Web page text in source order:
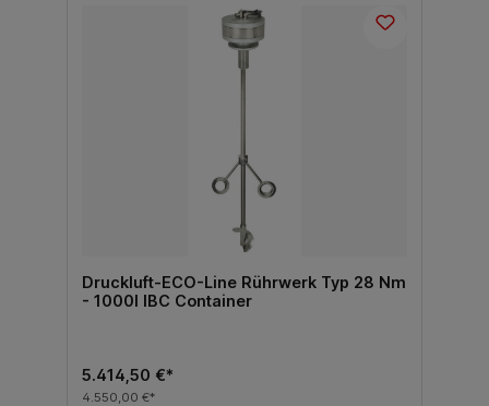
Druckluft-ECO-Line Rührwerk Typ 28 Nm
- 1000l IBC Container
5.414,50 €*
4.550,00 €*